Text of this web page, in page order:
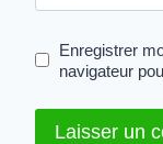
Enregistrer
navigateur